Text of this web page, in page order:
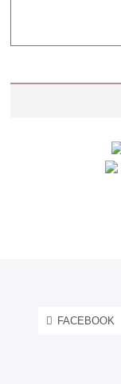
FACEBOOK